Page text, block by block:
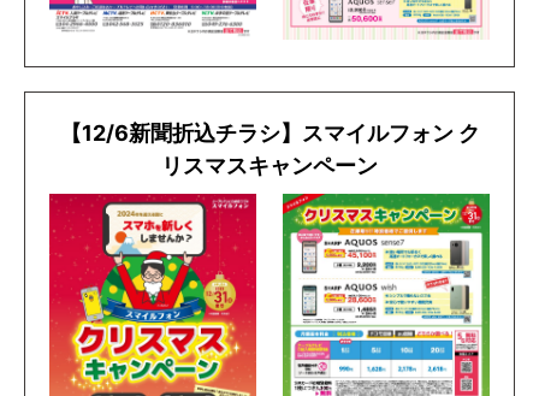
【12/6新聞折込チラシ】スマイルフォン ク
リスマスキャンペーン